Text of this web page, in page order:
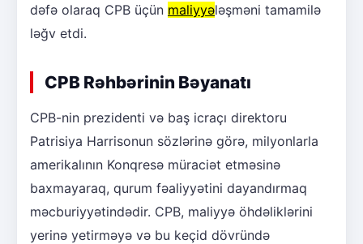
dəfə olaraq CPB üçün maliyyələşməni tamamilə
ləğv etdi.
CPB Rəhbərinin Bəyanatı
CPB-nin prezidenti və baş icraçı direktoru
Patrisiya Harrisonun sözlərinə görə, milyonlarla
amerikalının Konqresə müraciət etməsinə
baxmayaraq, qurum fəaliyyətini dayandırmaq
məcburiyyətindədir. CPB, maliyyə öhdəliklərini
yerinə yetirməyə və bu keçid dövründə